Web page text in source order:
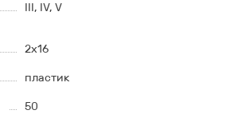
III, IV, V
2х16
пластик
50